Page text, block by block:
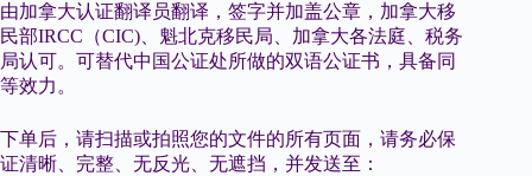
由加拿大认证翻译员翻译，签字并加盖公章，加拿大移
民部IRCC（CIC)、魁北克移民局、加拿大各法庭、税务
局认可。可替代中国公证处所做的双语公证书，具备同
等效力。
下单后，请扫描或拍照您的文件的所有页面，请务必保
证清晰、完整、无反光、无遮挡，并发送至：